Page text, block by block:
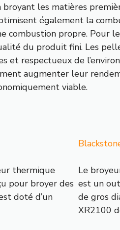
broyant les matières
également la
propre. Pour
du produit fini. Les
et respectueux de
augmenter leur
viable.
thermique
pour broyer des
doté d’un
Le
est un
de gros
XR2100